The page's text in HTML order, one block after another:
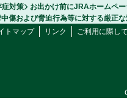
対策
お出かけ前にJRAホームペ
傷および脅迫行為等に対する厳正
トマップ リンク ご利用に際し